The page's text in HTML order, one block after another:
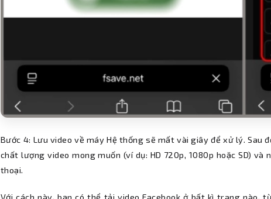
Bước 4: Lưu video về máy Hệ thống sẽ mất vài giây để xử lý. Sau
chất lượng video mong muốn (ví dụ: HD 720p, 1080p hoặc SD)
thoại.